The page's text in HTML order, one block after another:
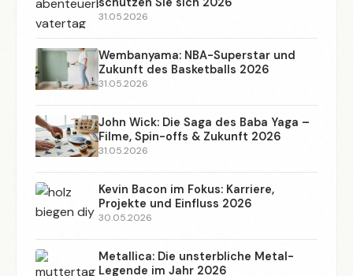
31.05.2026
Wembanyama: NBA-Superstar und
Zukunft des Basketballs 2026
31.05.2026
John Wick: Die Saga des Baba Yaga –
Filme, Spin-offs & Zukunft 2026
31.05.2026
Kevin Bacon im Fokus: Karriere,
Projekte und Einfluss 2026
30.05.2026
Metallica: Die unsterbliche Metal-
Legende im Jahr 2026